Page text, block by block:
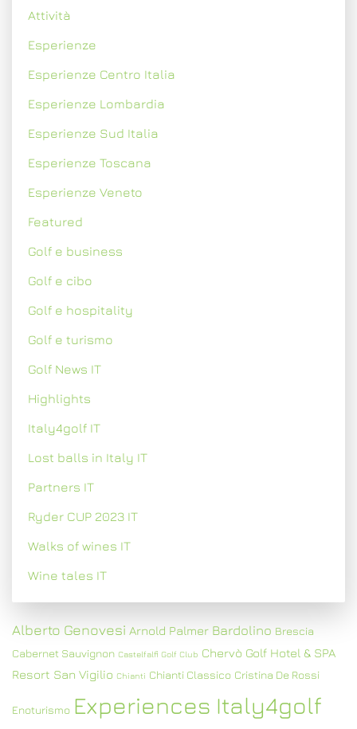
Attività
Esperienze
Esperienze Centro Italia
Esperienze Lombardia
Esperienze Sud Italia
Esperienze Toscana
Esperienze Veneto
Featured
Golf e business
Golf e cibo
Golf e hospitality
Golf e turismo
Golf News IT
Highlights
Italy4golf IT
Lost balls in Italy IT
Partners IT
Ryder CUP 2023 IT
Walks of wines IT
Wine tales IT
Alberto Genovesi Arnold Palmer Bardolino Brescia
Cabernet Sauvignon Castelfalfi Golf Club Chervò Golf Hotel & SPA
Resort San Vigilio Chianti Chianti Classico Cristina De Rossi
Enoturismo Experiences Italy4golf